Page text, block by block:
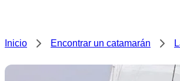
Inicio Encontrar un catamarán